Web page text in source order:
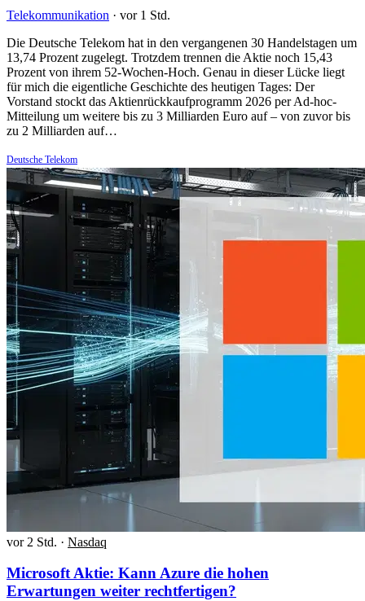
Telekommunikation · vor 1 Std.
Die Deutsche Telekom hat in den vergangenen 30 Handelstagen um
13,74 Prozent zugelegt. Trotzdem trennen die Aktie noch 15,43
Prozent von ihrem 52-Wochen-Hoch. Genau in dieser Lücke liegt
für mich die eigentliche Geschichte des heutigen Tages: Der
Vorstand stockt das Aktienrückkaufprogramm 2026 per Ad-hoc-
Mitteilung um weitere bis zu 3 Milliarden Euro auf – von zuvor bis
zu 2 Milliarden auf…
Deutsche Telekom
vor 2 Std. · Nasdaq
Microsoft Aktie: Kann Azure die hohen
Erwartungen weiter rechtfertigen?